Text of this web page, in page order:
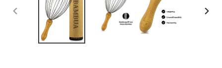
VORHERIGER
SCHIEBER